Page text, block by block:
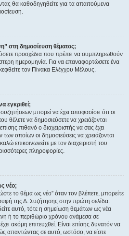
θα καθοδηγηθείτε για τα απαιτούμενα
στη δημοσίευση θέματος;
προσχέδια που πρέπει να συμπληρωθούν
ημερομηνία. Για να επαναφορτώσετε ένα
τον Πίνακα Ελέγχου Μέλους.
εγκριθεί;
μπορεί να έχει αποφασίσει ότι οι
θέλετε να δημοσιεύσετε να χρειάζονται
πιθανό ο διαχειριστής να σας έχει
οποίων οι δημοσιεύσεις να χρειάζονται
επικοινωνείτε με τον διαχειριστή του
πληροφορίες.
νέο;
το θέμα ως νέο” όταν τον βλέπετε, μπορείτε
της Δ. Συζήτησης στην πρώτη σελίδα.
αυτό, τότε η σημείωση θεμάτων ως νέα
ή το περιθώριο χρόνου ανάμεσα σε
ακόμη επιτευχθεί. Είναι επίσης δυνατόν να
απαντώντας σε αυτό, ωστόσο, να είστε